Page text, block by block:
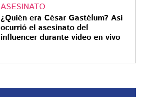
ASESINATO
¿Quién era César Gastélum? Así
ocurrió el asesinato del
influencer durante video en vivo